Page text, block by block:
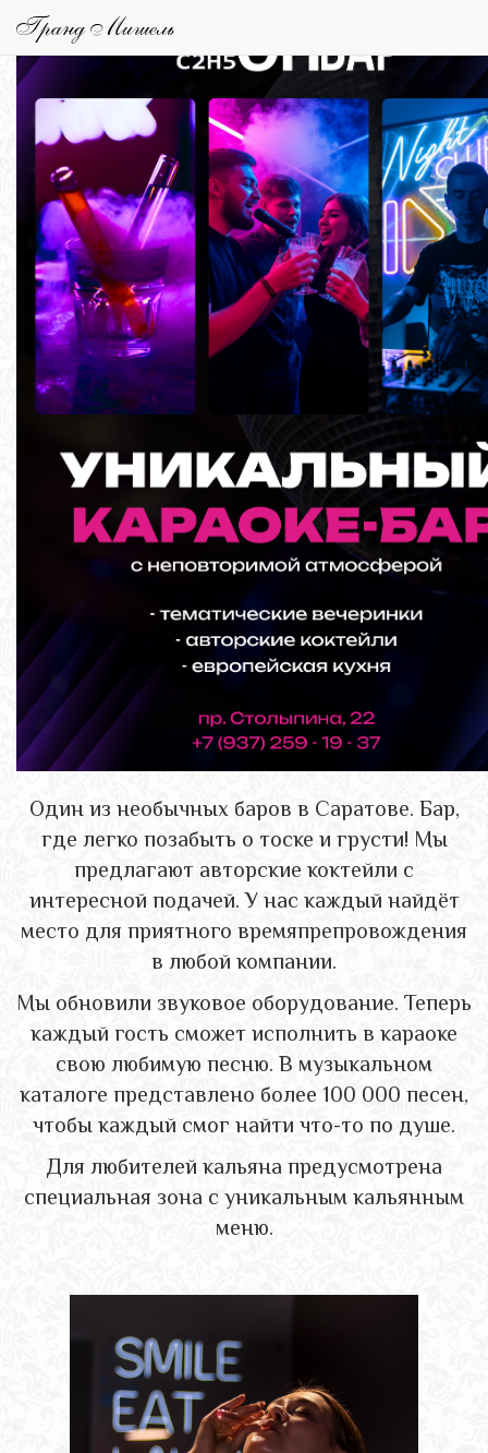
Гранд Мишель
Один из необычных баров в Саратове. Бар,
где легко позабыть о тоске и грусти! Мы
предлагают авторские коктейли с
интересной подачей. У нас каждый найдёт
место для приятного времяпрепровождения
в любой компании.
Мы обновили звуковое оборудование. Теперь
каждый гость сможет исполнить в караоке
свою любимую песню. В музыкальном
каталоге представлено более 100 000 песен,
чтобы каждый смог найти что-то по душе.
Для любителей кальяна предусмотрена
специальная зона с уникальным кальянным
меню.